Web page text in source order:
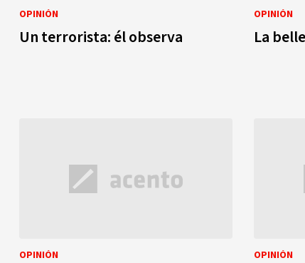
OPINIÓN
Un terrorista: él observa
OPINIÓN
La
OPINIÓN OPINIÓN